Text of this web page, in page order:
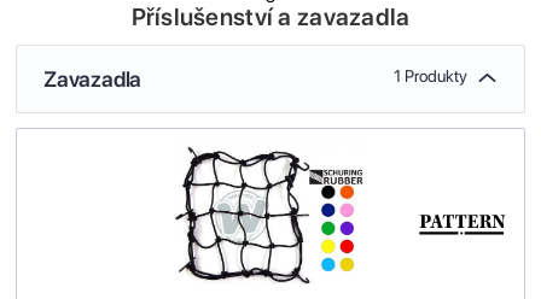
Příslušenství a zavazadla
Zavazadla 1 Produkty